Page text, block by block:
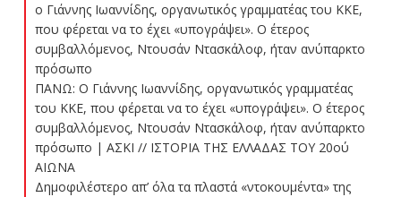
ΠΑΝΩ: O Γιάννης Ιωαννίδης, οργανωτικός γραμματέας
του ΚΚΕ, που φέρεται να το έχει «υπογράψει». Ο έτερος
συμβαλλόμενος, Ντουσάν Ντασκάλοφ, ήταν ανύπαρκτο
πρόσωπο | ΑΣΚΙ // ΙΣΤΟΡΙΑ ΤΗΣ ΕΛΛΑΔΑΣ ΤΟΥ 20ού
ΑΙΩΝΑ
Δημοφιλέστερο απ’ όλα τα πλαστά «ντοκουμέντα» της